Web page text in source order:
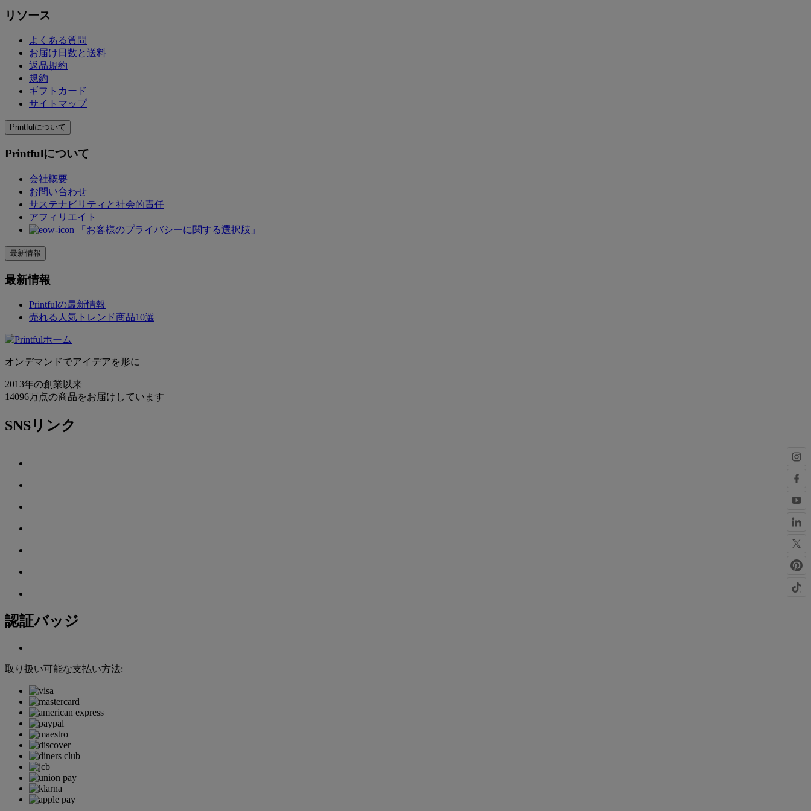
リソース
よくある質問
お届け日数と送料
返品規約
規約
ギフトカード
サイトマップ
Printfulについて
Printfulについて
会社概要
お問い合わせ
サステナビリティと社会的責任
アフィリエイト
「お客様のプライバシーに関する選択肢」
最新情報
最新情報
Printfulの最新情報
売れる人気トレンド商品10選
オンデマンドでアイデアを形に
2013年の創業以来
14096万点の商品をお届けしています
SNSリンク
認証バッジ
取り扱い可能な支払い方法: